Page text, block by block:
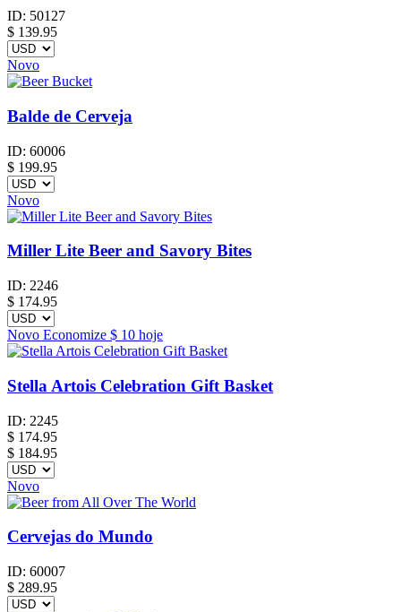
ID: 50127
$ 139.95
Novo
Balde de Cerveja
ID: 60006
$ 199.95
Novo
Miller Lite Beer and Savory Bites
ID: 2246
$ 174.95
Novo Economize $ 10 hoje
Stella Artois Celebration Gift Basket
ID: 2245
$ 174.95
$ 184.95
Novo
Cervejas do Mundo
ID: 60007
$ 289.95